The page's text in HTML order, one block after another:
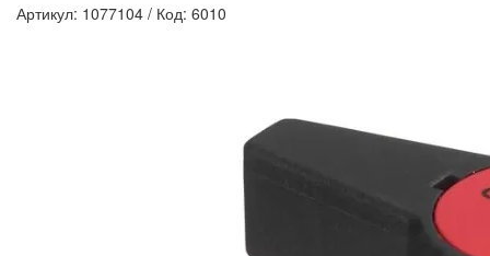
Артикул: 1077104 / Код: 6010